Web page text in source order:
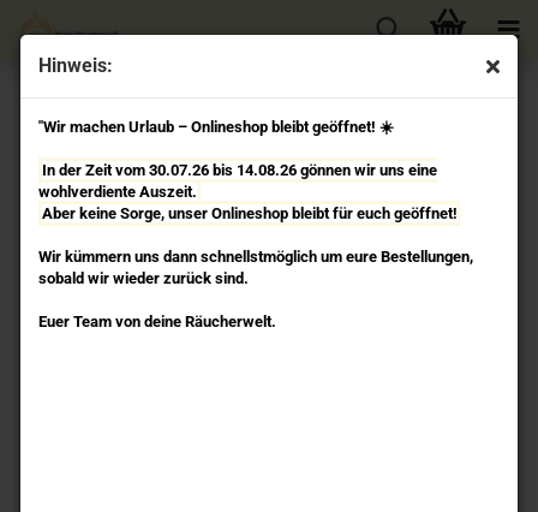
Hinweis:
"Wir machen Urlaub – Onlineshop bleibt geöffnet! ☀️
In der Zeit vom 30.07.26 bis 14.08.26 gönnen wir uns eine
wohlverdiente Auszeit.
Aber keine Sorge, unser Onlineshop bleibt für euch geöffnet!
Wir kümmern uns dann schnellstmöglich um eure Bestellungen,
sobald wir wieder zurück sind.
Euer Team von deine Räucherwelt.
« Erster « zurück weiter »
Letzter »
53Artikel in dieser Kategorie
Ninivé - Räucherkelch Speckstein Berk